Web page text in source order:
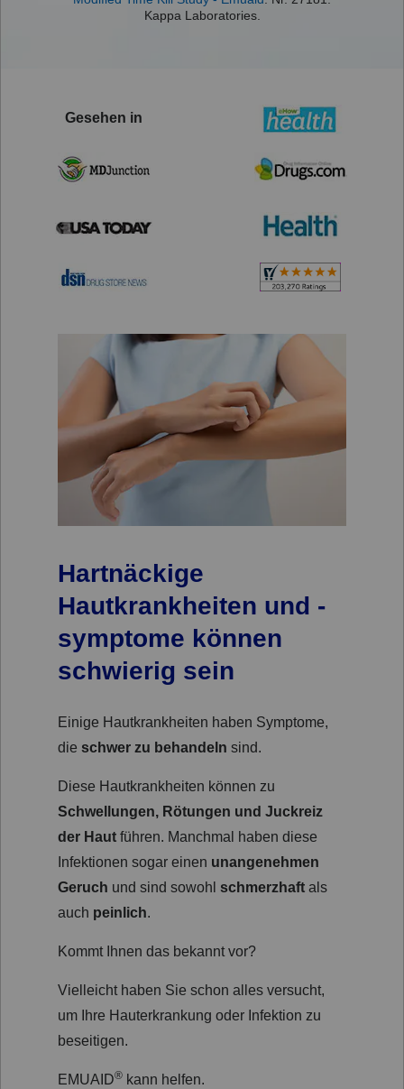
Kappa Laboratories.
Gesehen in
Hartnäckige
Hautkrankheiten und -
symptome können
schwierig sein
Einige Hautkrankheiten haben Symptome,
die schwer zu behandeln sind.
Diese Hautkrankheiten können zu
Schwellungen, Rötungen und Juckreiz
der Haut führen. Manchmal haben diese
Infektionen sogar einen unangenehmen
Geruch und sind sowohl schmerzhaft als
auch peinlich.
Kommt Ihnen das bekannt vor?
Vielleicht haben Sie schon alles versucht,
um Ihre Hauterkrankung oder Infektion zu
beseitigen.
EMUAID® kann helfen.